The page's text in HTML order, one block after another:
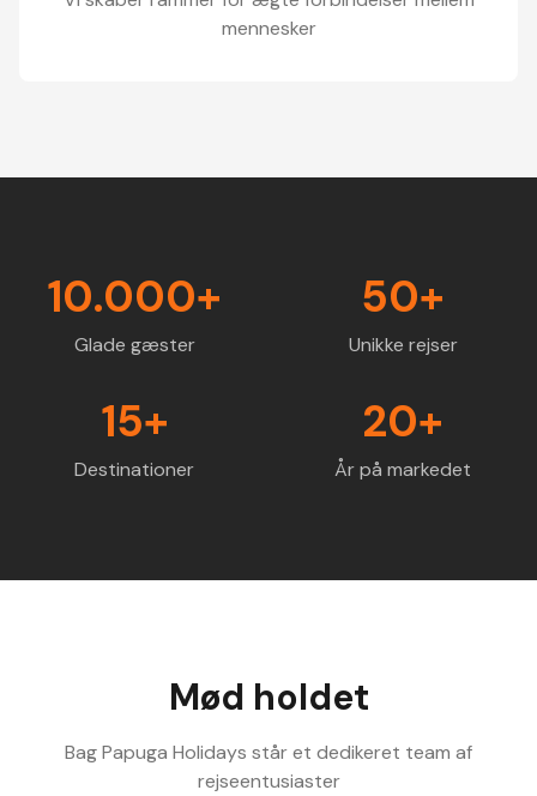
mennesker
10.000+
Glade gæster
50+
Unikke rejser
15+
Destinationer
20+
År på markedet
Mød holdet
Bag Papuga Holidays står et dedikeret team af
rejseentusiaster